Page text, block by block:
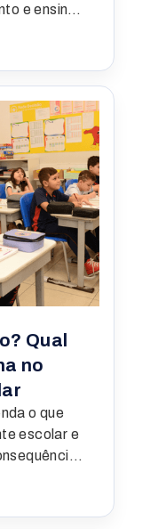
e ensino
Médio
Qual
no
o que
escolar e